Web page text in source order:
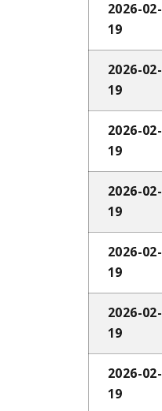
2026-02-
19
2026-02-
19
2026-02-
19
2026-02-
19
2026-02-
19
2026-02-
19
2026-02-
19